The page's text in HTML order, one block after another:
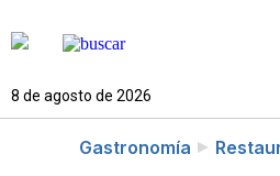
8 de agosto de 2026
Gastronomía